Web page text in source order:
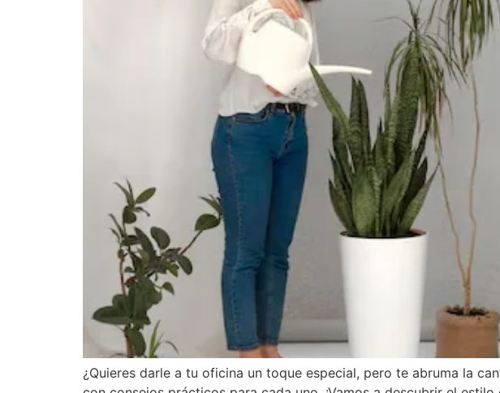
¿Quieres darle a tu oficina un toque especial, pero te abruma la